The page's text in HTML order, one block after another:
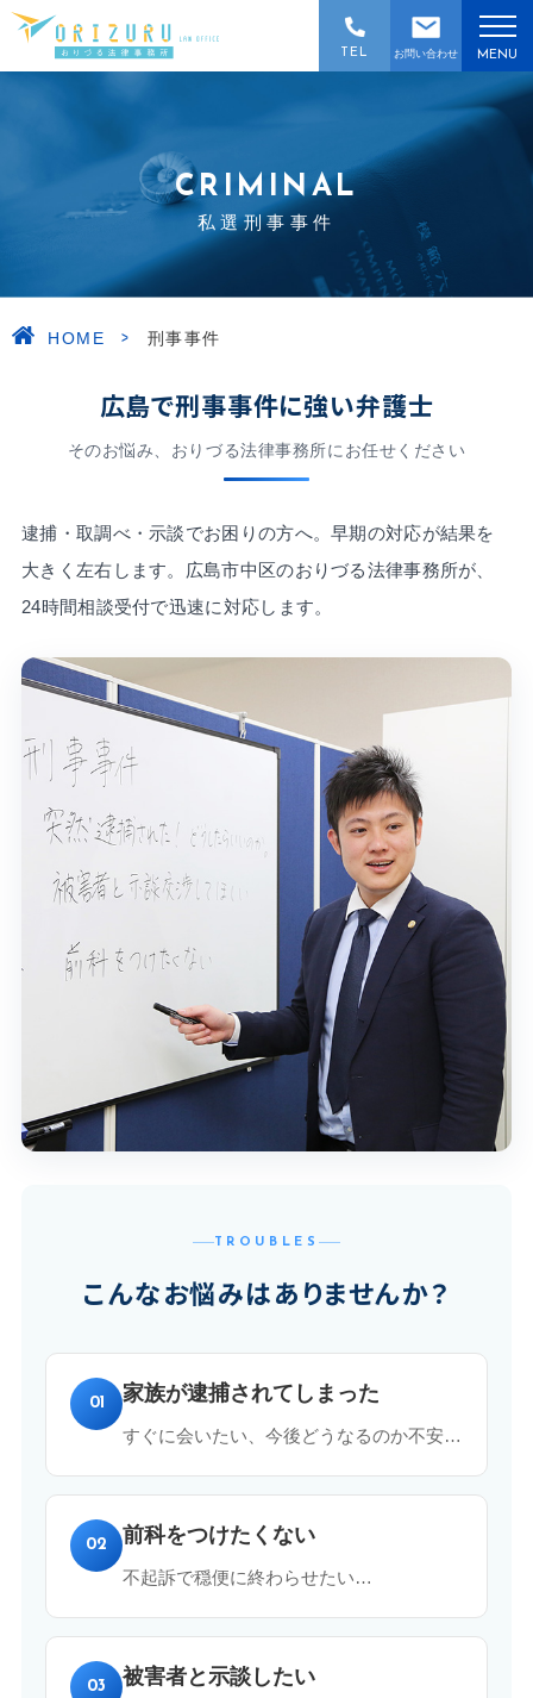
お問い合わせ
TEL MENU
CRIMINAL
私選刑事事件
HOME > 刑事事件
広島で刑事事件に強い弁護士
そのお悩み、おりづる法律事務所にお任せください
逮捕・取調べ・示談でお困りの方へ。早期の対応が結果を
大きく左右します。広島市中区のおりづる法律事務所が、
24時間相談受付で迅速に対応します。
TROUBLES
こんなお悩みはありませんか？
01 家族が逮捕されてしまった
すぐに会いたい、今後どうなるのか不安…
02 前科をつけたくない
不起訴で穏便に終わらせたい…
03 被害者と示談したい